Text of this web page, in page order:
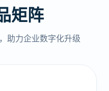
矩阵
助力企业数字化升级